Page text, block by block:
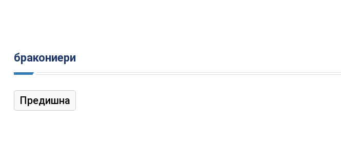
бракониери
Предишна